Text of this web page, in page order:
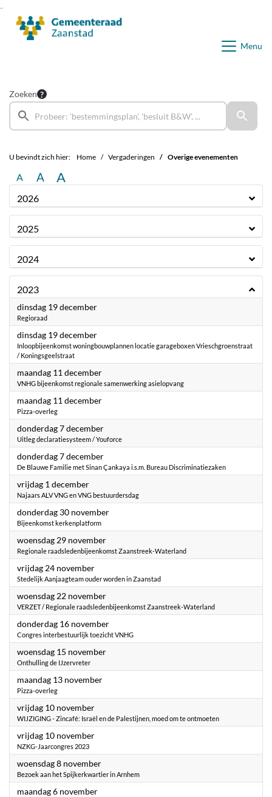
Menu
Zoeken
U bevindt zich hier: Home Vergaderingen Overige evenementen
A A A
2026
2025
2024
2023
dinsdag 19 december2023
Regioraad
dinsdag 19 december2023
Inloopbijeenkomst woningbouwplannen locatie garageboxen Vrieschgroenstraat
/ Koningsgeelstraat
maandag 11 december2023
VNHG bijeenkomst regionale samenwerking asielopvang
maandag 11 december2023
Pizza-overleg
donderdag 7 december2023
Uitleg declaratiesysteem / Youforce
donderdag 7 december2023
De Blauwe Familie met Sinan Çankaya i.s.m. Bureau Discriminatiezaken
vrijdag 1 december2023
Najaars ALV VNG en VNG bestuurdersdag
donderdag 30 november2023
Bijeenkomst kerkenplatform
woensdag 29 november2023
Regionale raadsledenbijeenkomst Zaanstreek-Waterland
vrijdag 24 november2023
Stedelijk Aanjaagteam ouder worden in Zaanstad
woensdag 22 november2023
VERZET / Regionale raadsledenbijeenkomst Zaanstreek-Waterland
donderdag 16 november2023
Congres interbestuurlijk toezicht VNHG
woensdag 15 november2023
Onthulling de IJzervreter
maandag 13 november2023
Pizza-overleg
vrijdag 10 november2023
WIJZIGING - Zincafé: Israël en de Palestijnen, moed om te ontmoeten
vrijdag 10 november2023
NZKG-Jaarcongres 2023
woensdag 8 november2023
Bezoek aan het Spijkerkwartier in Arnhem
maandag 6 november2023